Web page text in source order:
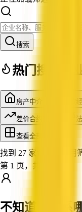
搜索
热门搜索行
房产中介 贷款
差价合约交易
查看全部行业
找到 27 家企业 已应用
第 1 页，共 3 页
不知道该联系